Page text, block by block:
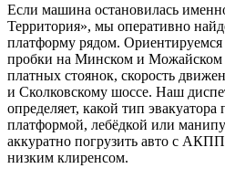
Если машина остановилась
Территория», мы оперативно
платформу рядом.
пробки на Минском и Можайском
платных стоянок, скорость
и Сколковскому шоссе. Наш
определяет, какой тип
платформой, лебёдкой или
аккуратно погрузить авто с
низким клиренсом.